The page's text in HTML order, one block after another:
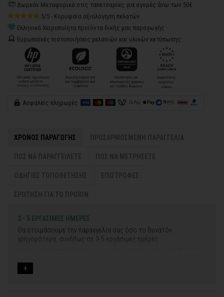
Δωρεάν Μεταφορικά στις ταπετσαρίες για αγορές άνω των 50€
5/5 - Κορυφαία αξιολόγηση πελατών
Ελληνικά Χειροποίητα προϊόντα δικής μας παραγωγής
Ευρωπαϊκές πιστοποιήσεις μελανιών και υλικών εκτύπωσης:
Ασφαλείς πληρωμές
ΧΡΟΝΟΣ ΠΑΡΑΓΩΓΗΣ
3 - 5 ΕΡΓΑΣΙΜΕΣ ΗΜΕΡΕΣ
Θα ετοιμάσουμε την παραγγελία σας όσο το δυνατόν
γρηγορότερα, συνήθως σε 3-5 εργάσιμες ημέρες.
Εάν η αποστολή πραγματοποιείται κατά τη διάρκεια μεγάλων